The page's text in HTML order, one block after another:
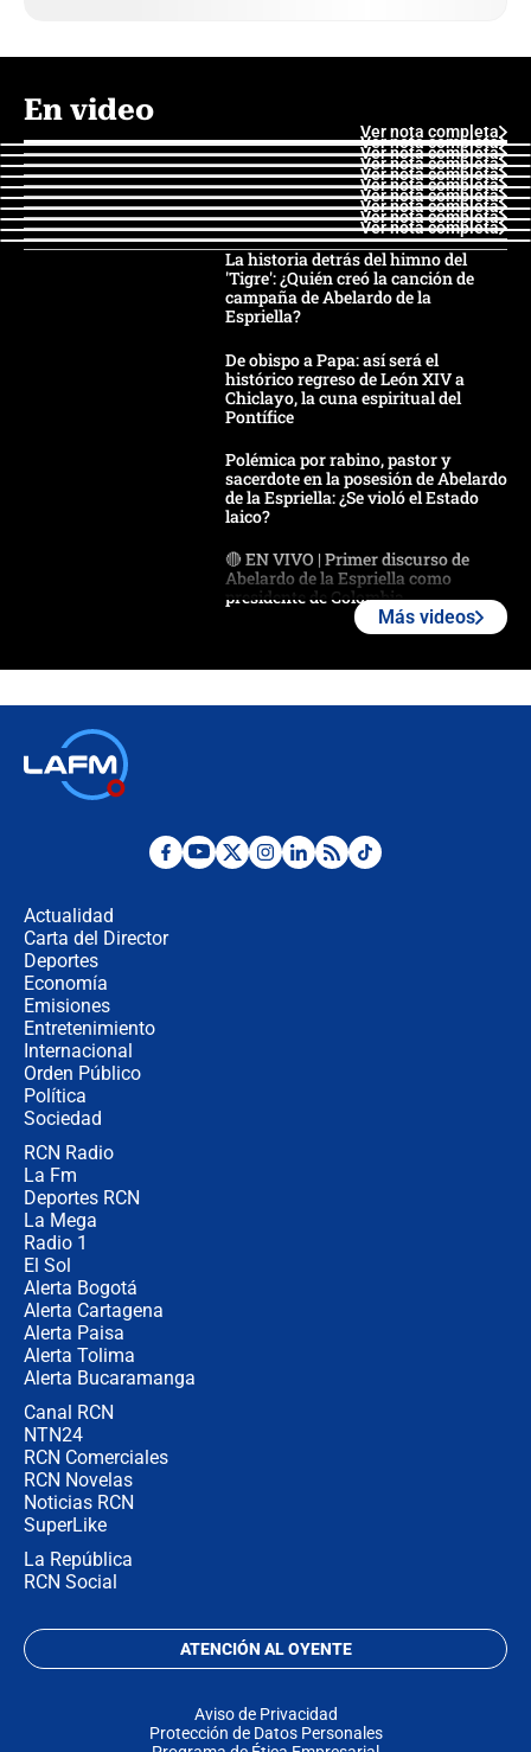
En video
Ver nota completa
Ver nota completa
Ver nota completa
Ver nota completa
Ver nota completa
Ver nota completa
Ver nota completa
Ver nota completa
Ver nota completa
Ver nota completa
La historia detrás del himno del
'Tigre': ¿Quién creó la canción de
campaña de Abelardo de la
Espriella?
De obispo a Papa: así será el
histórico regreso de León XIV a
Chiclayo, la cuna espiritual del
Pontífice
Polémica por rabino, pastor y
sacerdote en la posesión de Abelardo
de la Espriella: ¿Se violó el Estado
laico?
🔴 EN VIVO | Primer discurso de
Abelardo de la Espriella como
presidente de Colombia
Desde dermatitis hasta infecciones:
Más videos
Actualidad
Carta del Director
Deportes
Economía
Emisiones
Entretenimiento
Internacional
Orden Público
Política
Sociedad
RCN Radio
La Fm
Deportes RCN
La Mega
Radio 1
El Sol
Alerta Bogotá
Alerta Cartagena
Alerta Paisa
Alerta Tolima
Alerta Bucaramanga
Canal RCN
NTN24
RCN Comerciales
RCN Novelas
Noticias RCN
SuperLike
La República
RCN Social
ATENCIÓN AL OYENTE
Aviso de Privacidad
Protección de Datos Personales